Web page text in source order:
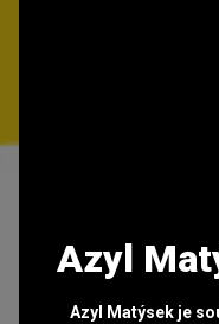
Azyl
Azyl Matýsek je